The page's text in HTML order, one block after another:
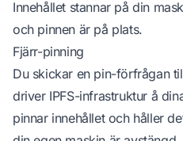
Innehållet stannar på din
och pinnen är på plats.
Fjärr-pinning
Du skickar en pin-förfrågan
driver IPFS-infrastruktur å
pinnar innehållet och håller